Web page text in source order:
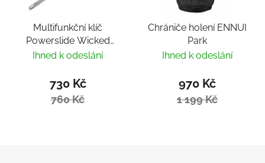
Multifunkční klíč
Powerslide Wicked
Hardcore Tool
Ihned k odeslání
730 Kč
760 Kč
Chrániče holení ENNUI
Park
Ihned k odeslání
970 Kč
1 199 Kč